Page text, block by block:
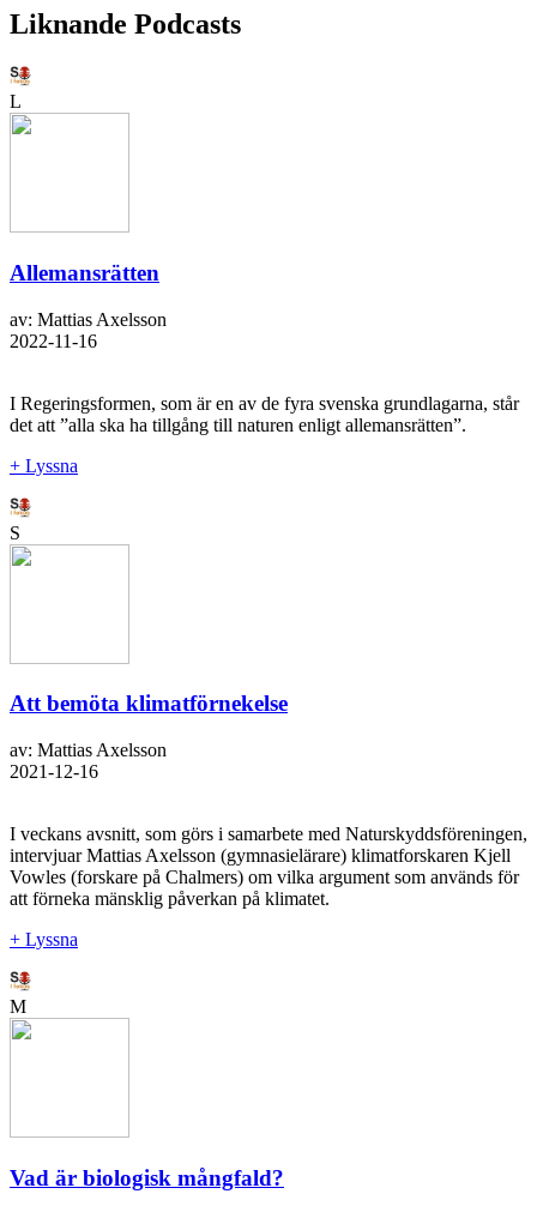
Liknande Podcasts
L
Allemansrätten
av: Mattias Axelsson
2022-11-16
I Regeringsformen, som är en av de fyra svenska grundlagarna, står
det att ”alla ska ha tillgång till naturen enligt allemansrätten”.
+ Lyssna
S
Att bemöta klimatförnekelse
av: Mattias Axelsson
2021-12-16
I veckans avsnitt, som görs i samarbete med Naturskyddsföreningen,
intervjuar Mattias Axelsson (gymnasielärare) klimatforskaren Kjell
Vowles (forskare på Chalmers) om vilka argument som används för
att förneka mänsklig påverkan på klimatet.
+ Lyssna
M
Vad är biologisk mångfald?